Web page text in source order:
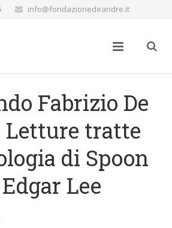
info@fondazionedeandre.it
Fabrizio De
Letture tratte
di Spoon
Lee